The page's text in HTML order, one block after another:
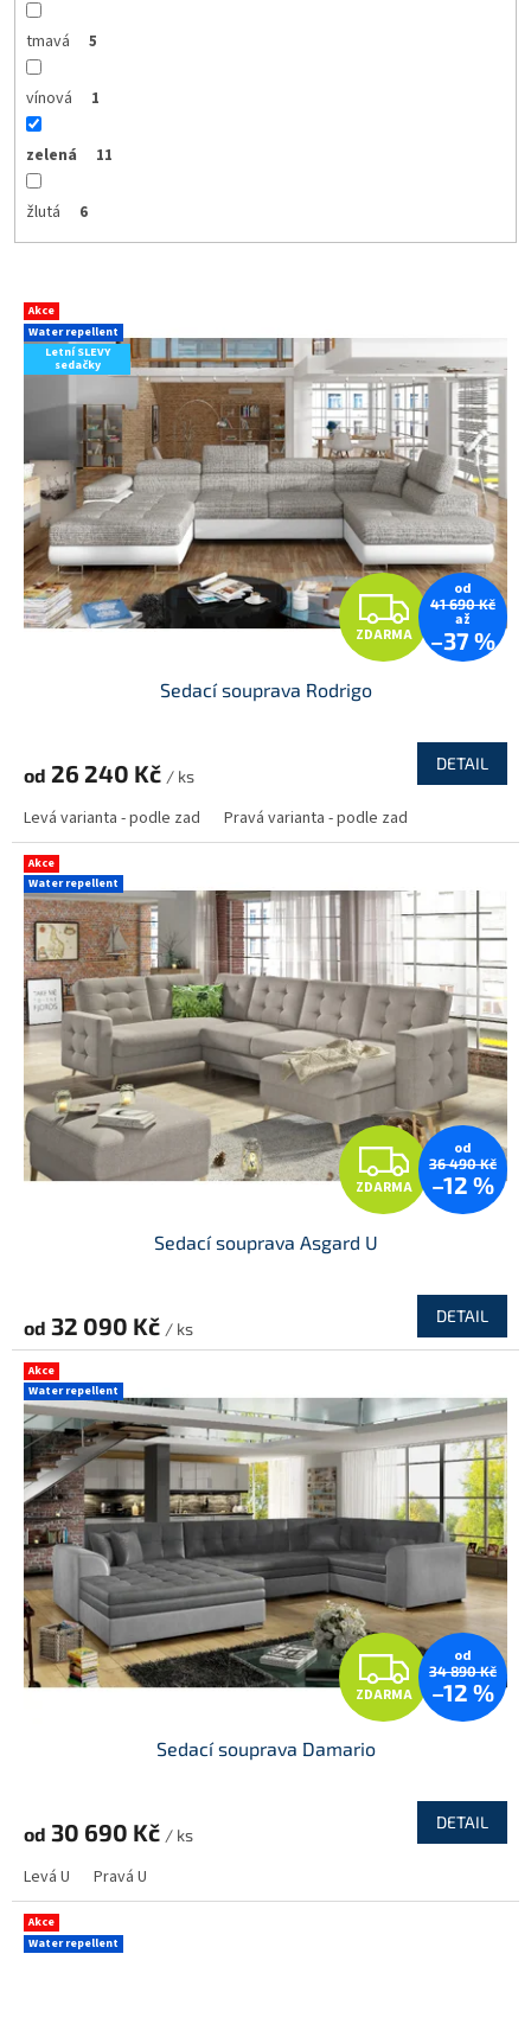
tmavá 5
vínová 1
zelená 11
žlutá 6
V Akce
Water repellent
Letní SLEVY
sedačky
Z
D
R
A
ZDARMA
od
41 690 Kč
až
–37 %
Sedací souprava Rodrigo
od 26 240 Kč / ks
DETAIL
Levá varianta - podle zad Pravá varianta - podle zad
Akce
Water repellent
Z
D
R
M
A
ZDARMA
od
36 490 Kč
–12 %
Sedací souprava Asgard U
od 32 090 Kč / ks
DETAIL
Akce
Water repellent
Z
D
R
A
ZDARMA
od
34 890 Kč
–12 %
Sedací souprava Damario
od 30 690 Kč / ks
DETAIL
Levá U Pravá U
Akce
Water repellent